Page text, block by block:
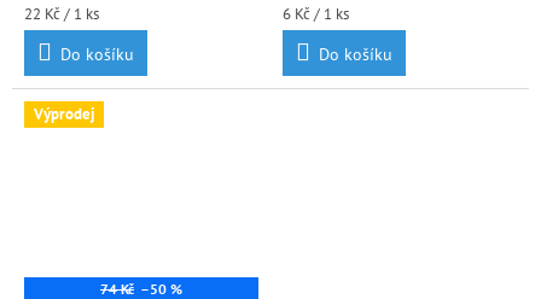
Měrná
cena:
22 Kč / 1 ks
Do košíku
Měrná
cena:
6 Kč / 1 ks
Do košíku
Výprodej
74 Kč –50 %